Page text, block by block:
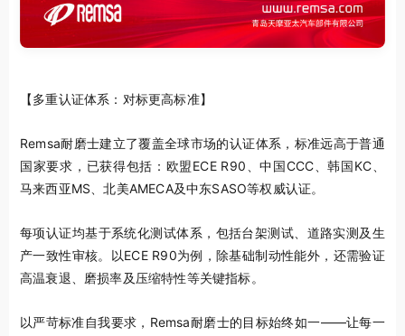
【多重认证体系：对标更高标准】
Remsa耐磨士建立了覆盖全球市场的认证体系，标准远高于普通
国家要求，已获得包括：欧盟ECE R90、中国CCC、韩国KC、
马来西亚MS、北美AMECA及中东SASO等权威认证。
每项认证均基于系统化测试体系，包括台架测试、道路实测及生
产一致性审核。以ECE R90为例，除基础制动性能外，还需验证
高温衰退、磨损率及压缩特性等关键指标。
以严苛标准自我要求，Remsa耐磨士的目标始终如一——让每一